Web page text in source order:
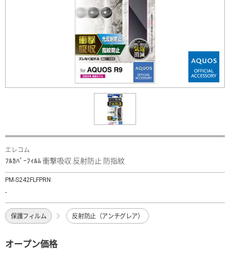
エレコム
ﾌﾙｶﾊﾞｰﾌｨﾙﾑ 衝撃吸収 反射防止 防指紋
PM-S242FLFPRN
-
保護フィルム 反射防止（アンチグレア）
オープン価格